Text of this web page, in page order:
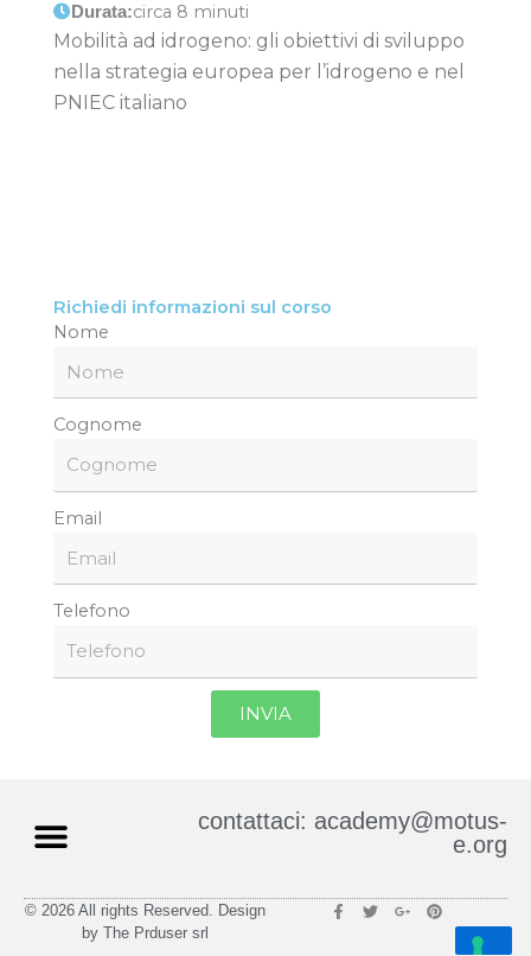
Durata:circa 8 minuti
Mobilità ad idrogeno: gli obiettivi di sviluppo
nella strategia europea per l’idrogeno e nel
PNIEC italiano
Richiedi informazioni sul corso
Nome
Cognome
Email
Telefono
INVIA
contattaci: academy@motus-
e.org
© 2026 All rights Reserved. Design
by The Prduser srl
F
a
T
w
G
o
P
i